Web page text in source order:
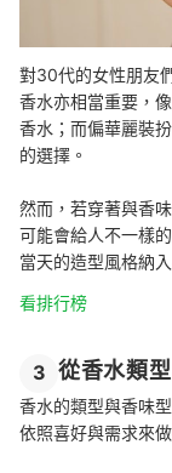
對30代的女性朋友
香水亦相當重要，
香水；而偏華麗裝
的選擇。
然而，若穿著與香
可能會給人不一樣
當天的造型風格納
看排行榜
3 從香水類
香水的類型與香味
依照喜好與需求來做